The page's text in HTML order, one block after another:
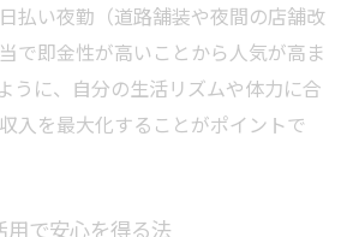
払い夜勤（道路舗装や夜間の店舗改
で即金性が高いことから人気が高ま
うに、自分の生活リズムや体力に合
入を最大化することがポイントで
で安心を得る法